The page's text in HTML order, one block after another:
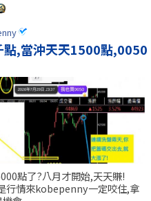
點,當沖天天1500點,0050
點了?八月才開始,天天賺!
行情來kobepenny一定咬住,拿